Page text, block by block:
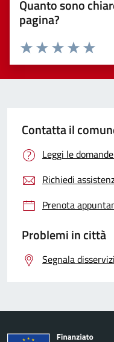
Quanto sono
pagina?
Valuta
Valuta 4
Valuta 3 stelle
Valuta 2 stelle su 5
Valuta 1 stelle su 5
Contatta il
Leggi le
Richiedi
Prenota
Problemi in città
Segnala